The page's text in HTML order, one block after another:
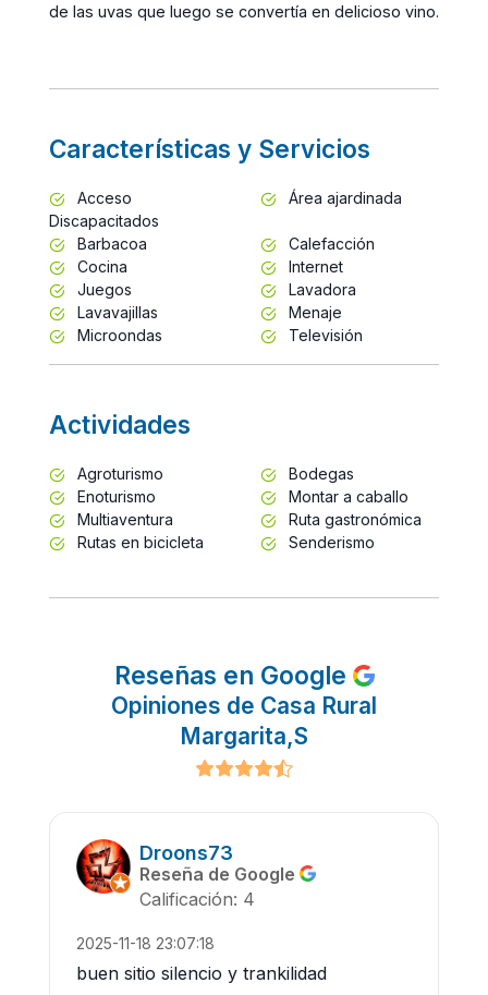
de las uvas que luego se convertía en delicioso vino.
Características y Servicios
Acceso
Discapacitados
Área ajardinada
Barbacoa
Calefacción
Cocina
Internet
Juegos
Lavadora
Lavavajillas
Menaje
Microondas
Televisión
Actividades
Agroturismo
Bodegas
Enoturismo
Montar a caballo
Multiaventura
Ruta gastronómica
Rutas en bicicleta
Senderismo
Reseñas en Google
Opiniones de Casa Rural
Margarita,S
Droons73
Reseña de Google
Calificación: 4
2025-11-18 23:07:18
buen sitio silencio y trankilidad